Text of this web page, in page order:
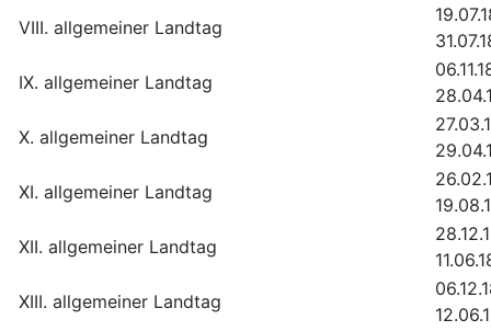
VIII. allgemeiner Landtag
IX. allgemeiner Landtag
X. allgemeiner Landtag
XI. allgemeiner Landtag
XII. allgemeiner Landtag
XIII. allgemeiner Landtag